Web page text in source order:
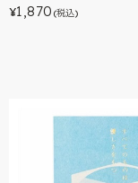
¥1,870 (税込)